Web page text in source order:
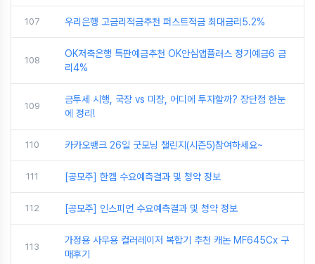
107 우리은행 고금리적금추천 퍼스트적금 최대금리5.2%
108
OK저축은행 특판예금추천 OK안심앱플러스 정기예금6 금
리4%
109
금투세 시행, 국장 vs 미장, 어디에 투자할까? 장단점 한눈
에 정리!
110 카카오뱅크 26일 굿모닝 챌린지(시즌5)참여하세요~
111 [공모주] 한켐 수요예측결과 및 청약 정보
112 [공모주] 인스피언 수요예측결과 및 청약 정보
113
가정용 사무용 컬러레이저 복합기 추천 캐논 MF645Cx 구
매후기